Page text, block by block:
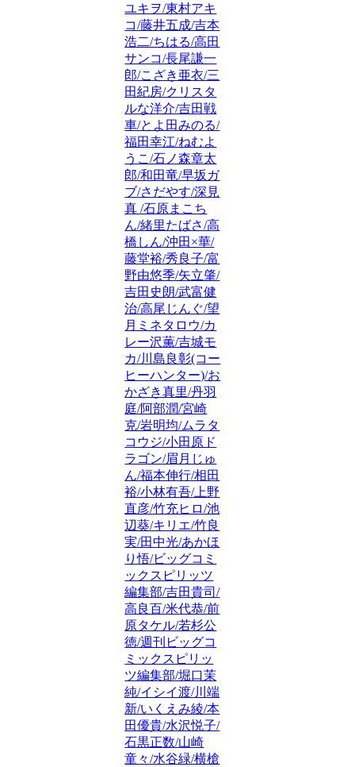
ユキヲ/東村アキ
コ/藤井五成/吉本
浩二/ちはる/高田
サンコ/長尾謙一
郎/こざき亜衣/三
田紀房/クリスタ
ルな洋介/吉田戦
車/とよ田みのる/
福田幸江/ねむよ
うこ/石ノ森章太
郎/和田竜/早坂ガ
ブ/さだやす/深見
真 /石原まこち
ん/緒里たばさ/高
橋しん/沖田×華/
藤堂裕/秀良子/富
野由悠季/矢立肇/
吉田史朗/武富健
治/高尾じんぐ/望
月ミネタロウ/カ
レー沢薫/吉城モ
カ/川島良彰(コー
ヒーハンター)/お
かざき真里/丹羽
庭/阿部潤/宮崎
克/岩明均/ムラタ
コウジ/小田原ド
ラゴン/眉月じゅ
ん/福本伸行/相田
裕/小林有吾/上野
直彦/竹充ヒロ/池
辺葵/キリエ/竹良
実/田中光/あかほ
り悟/ビッグコミ
ックスピリッツ
編集部/吉田貴司/
高良百/米代恭/前
原タケル/若杉公
徳/週刊ビッグコ
ミックスピリッ
ツ編集部/堀口茉
純/イシイ渡/川端
新/いくえみ綾/本
田優貴/水沢悦子/
石黒正数/山崎
童々/水谷緑/横槍